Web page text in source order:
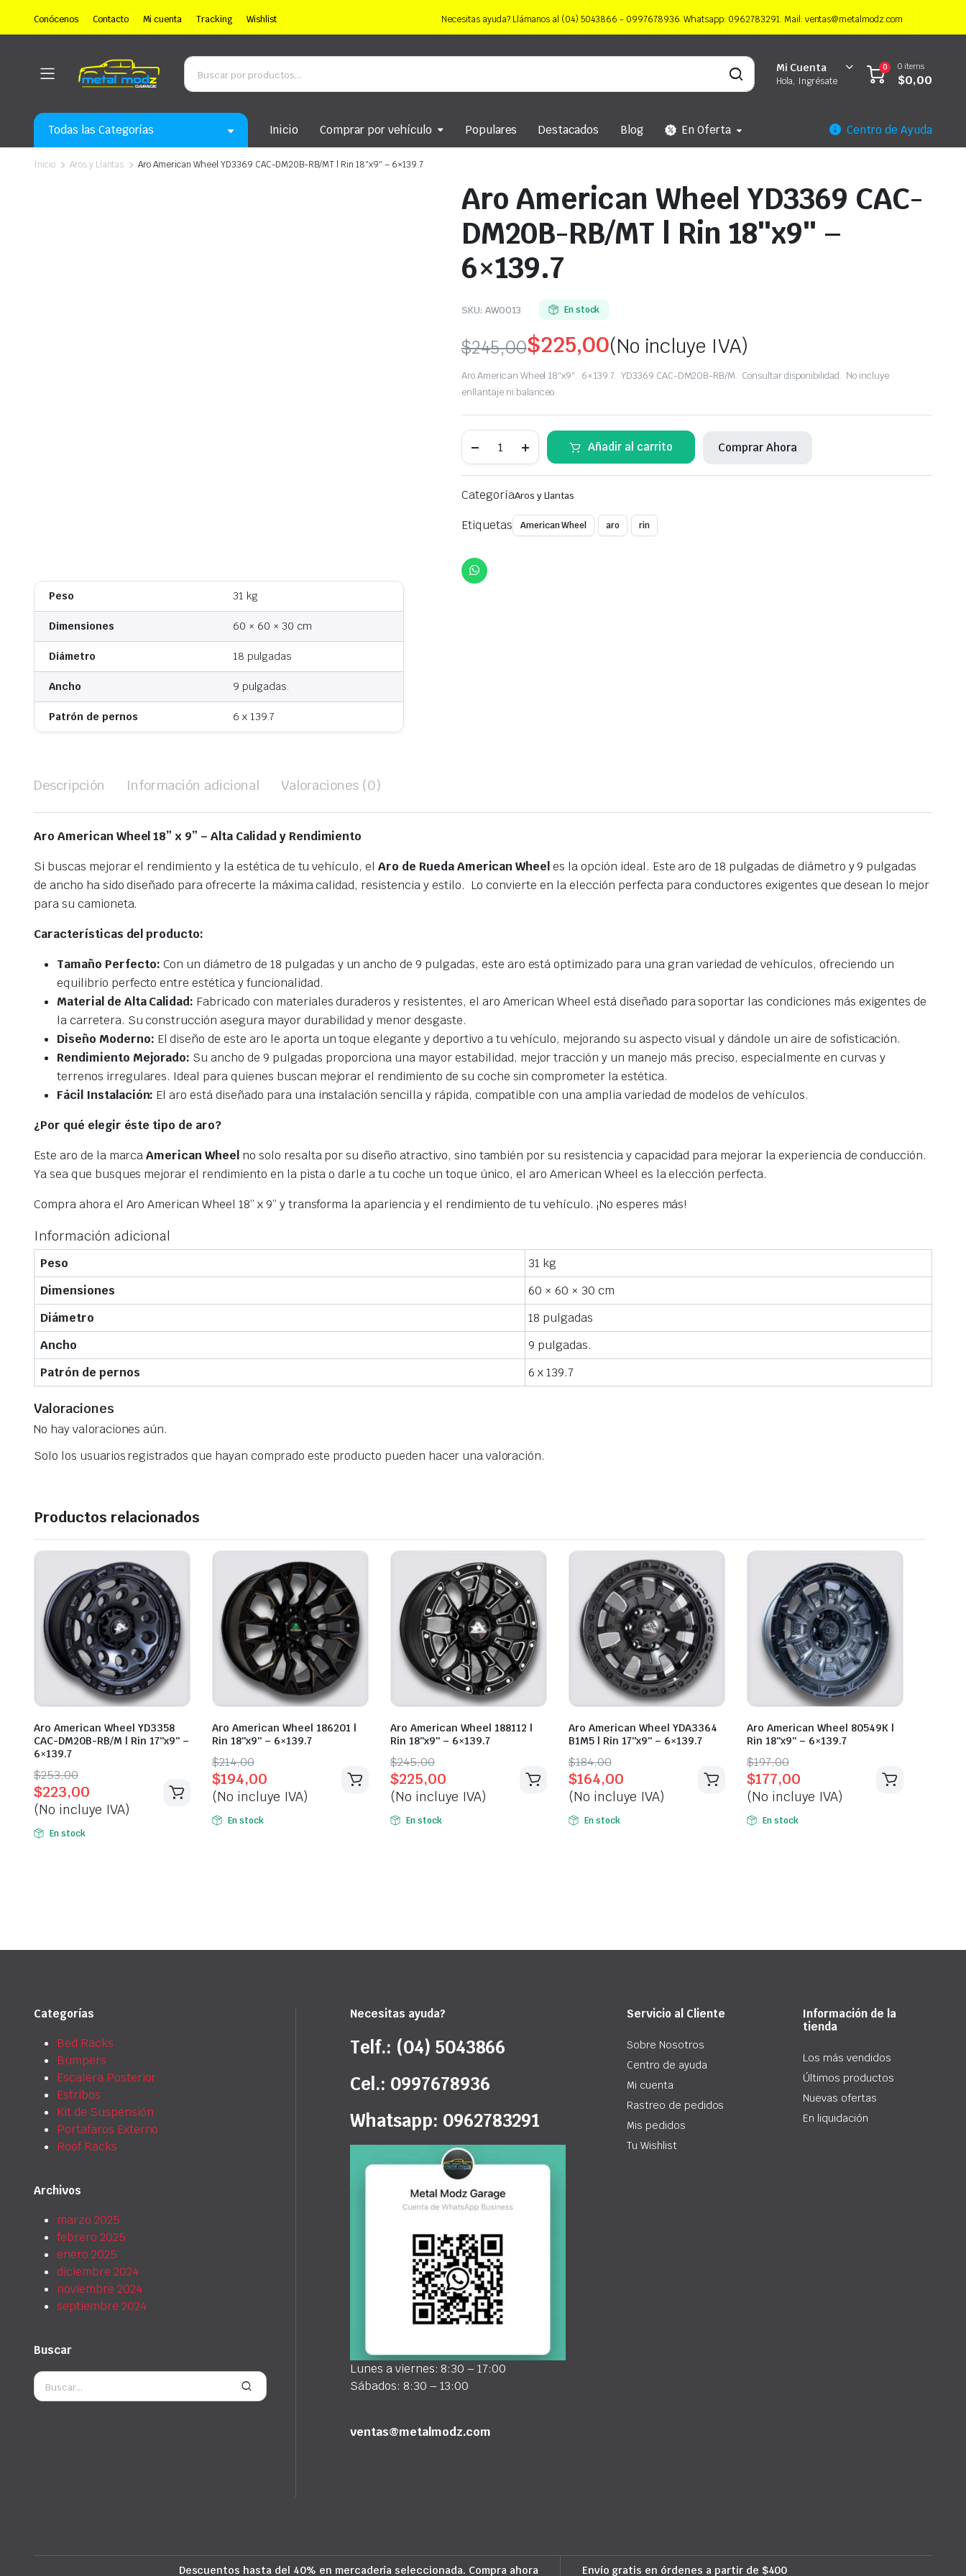
Conócenos Contacto Mi cuenta Tracking Wishlist Necesitas ayuda? Llámanos al (04) 5043866 - 0997678936. Whatsapp: 0962783291. Mail: ventas@metalmodz.com
Mi Cuenta
Hola, Ingrésate
0 0 items
$0,00
Todas las Categorías Inicio Comprar por vehículo Populares Destacados Blog En Oferta Centro de Ayuda
Inicio Aros y Llantas Aro American Wheel YD3369 CAC-DM20B-RB/MT | Rin 18″x9″ – 6×139.7
Peso 31 kg
Dimensiones 60 × 60 × 30 cm
Diámetro 18 pulgadas
Ancho 9 pulgadas.
Patrón de pernos 6 x 139.7
Aro American Wheel YD3369 CAC-
DM20B-RB/MT | Rin 18″x9″ –
6×139.7
SKU: AW0013 En stock
$245,00
Original
price
was:
$245,00.
$225,00
Current
price
is:
$225,00.
(No incluye IVA)
Aro American Wheel 18″x9″. 6×139.7. YD3369 CAC-DM20B-RB/M. Consultar disponibilidad. No incluye
enllantaje ni balanceo.
American
YD3369
DM20B-
6x139.7
quantity
Añadir al carrito Comprar Ahora
CategoríaAros y Llantas
Etiquetas American Wheel aro rin
Descripción Información adicional Valoraciones (0)
Aro American Wheel 18” x 9” –Alta Calidad y Rendimiento
Si buscas mejorar el rendimiento y la estética de tu vehículo, elAro de Rueda American Wheeles la opción ideal. Este aro de 18 pulgadas de diámetro y 9 pulgadas
de ancho ha sido diseñado para ofrecerte la máxima calidad, resistencia y estilo. Lo convierte en la elección perfecta para conductores exigentes que desean lo mejor
para su camioneta.
Características del producto:
Tamaño Perfecto: Con un diámetro de 18 pulgadas y un ancho de 9 pulgadas, este aro está optimizado para una gran variedad de vehículos, ofreciendo un
equilibrio perfecto entre estética y funcionalidad.
Material de Alta Calidad: Fabricado con materiales duraderos y resistentes, el aro American Wheel está diseñado para soportar las condiciones más exigentes de
la carretera. Su construcción asegura mayor durabilidad y menor desgaste.
Diseño Moderno: El diseño de este aro le aporta un toque elegante y deportivo a tu vehículo, mejorando su aspecto visual y dándole un aire de sofisticación.
Rendimiento Mejorado: Su ancho de 9 pulgadas proporciona una mayor estabilidad, mejor tracción y un manejo más preciso, especialmente en curvas y
terrenos irregulares. Ideal para quienes buscan mejorar el rendimiento de su coche sin comprometer la estética.
Fácil Instalación: El aro está diseñado para una instalación sencilla y rápida, compatible con una amplia variedad de modelos de vehículos.
¿Por qué elegir éste tipo de aro?
Este aro de la marcaAmerican Wheel no solo resalta por su diseño atractivo, sino también por su resistencia y capacidad para mejorar la experiencia de conducción.
Ya sea que busques mejorar el rendimiento en la pista o darle a tu coche un toque único, el aro American Wheel es la elección perfecta.
Compra ahora el Aro American Wheel 18” x 9” y transforma la apariencia y el rendimiento de tu vehículo. ¡No esperes más!
Información adicional
Peso
31 kg
Dimensiones
60 × 60 × 30 cm
Diámetro
18 pulgadas
Ancho
9 pulgadas.
Patrón de pernos
6 x 139.7
Valoraciones
No hay valoraciones aún.
Solo los usuarios registrados que hayan comprado este producto pueden hacer una valoración.
Productos relacionados
Aro American Wheel YD3358
CAC-DM20B-RB/M | Rin 17″x9″ –
6×139.7
$253,00
Original
price
was:
$253,00.
$223,00
Current
price
is:
$223,00.
(No incluye IVA)
En stock
Aro American Wheel 186201 |
Rin 18″x9″ – 6×139.7
$214,00
Original
price
was:
$214,00.
$194,00
Current
price
is:
$194,00.
(No incluye IVA)
En stock
Aro American Wheel 188112 |
Rin 18″x9″ – 6×139.7
$245,00
Original
price
was:
$245,00.
$225,00
Current
price
is:
$225,00.
(No incluye IVA)
En stock
Aro American Wheel YDA3364
B1M5 | Rin 17″x9″ – 6×139.7
$184,00
Original
price
was:
$184,00.
$164,00
Current
price
is:
$164,00.
(No incluye IVA)
En stock
Aro American Wheel 80549K |
Rin 18″x9″ – 6×139.7
$197,00
Original
price
was:
$197,00.
$177,00
Current
price
is:
$177,00.
(No incluye IVA)
En stock
Categorías
Bed Racks
Bumpers
Escalera Posterior
Estribos
Kit de Suspensión
Portafaros Externo
Roof Racks
Archivos
marzo 2025
febrero 2025
enero 2025
diciembre 2024
noviembre 2024
septiembre 2024
Buscar
Necesitas ayuda?
Telf.: (04) 5043866
Cel.: 0997678936
Whatsapp: 0962783291
Lunes a viernes: 8:30 – 17:00
Sábados: 8:30 – 13:00
ventas@metalmodz.com
Servicio al Cliente
Sobre Nosotros
Centro de ayuda
Mi cuenta
Rastreo de pedidos
Mis pedidos
Tu Wishlist
Información de la
tienda
Los más vendidos
Últimos productos
Nuevas ofertas
En liquidación
Descuentos hasta del 40% en mercadería seleccionada. Compra ahora Envío gratis en órdenes a partir de $400